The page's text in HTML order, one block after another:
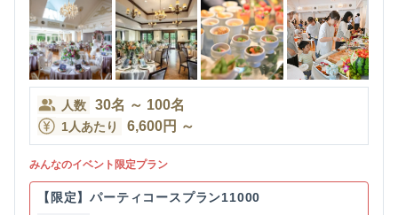
人数 30名 ～ 100名
1人あたり 6,600円 ～
みんなのイベント限定プラン
【限定】パーティコースプラン11000